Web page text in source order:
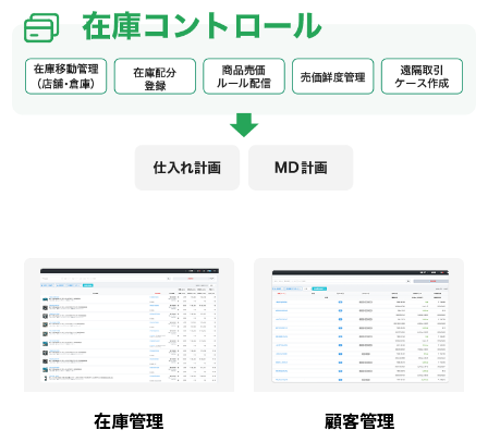
在庫管理 顧客管理